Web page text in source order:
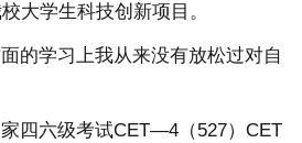
大学生科技创新项目。
学习上我从来没有放松过对自
六级考试CET—4（527）CET